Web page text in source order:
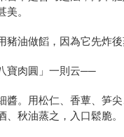
。
豬油做饀，因為它先炸後
寶肉圓」一則云──
醬。用松仁、香蕈、笋
、秋油蒸之，入口鬆脆。